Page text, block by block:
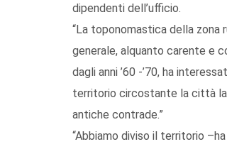
dipendenti dell’ufficio.
“La toponomastica della zona
generale, alquanto carente e
dagli anni ’60 -’70, ha
territorio circostante la città la
antiche contrade.”
“Abbiamo diviso il territorio